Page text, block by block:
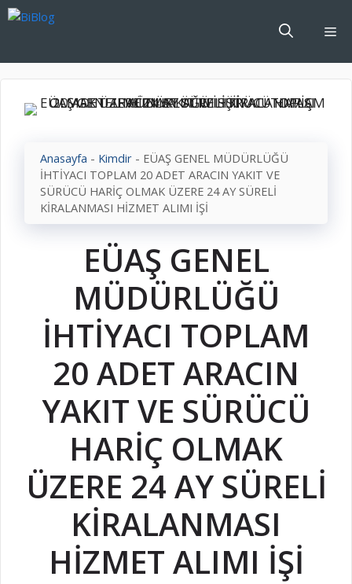
İçeriğe
Anasayfa - Kimdir - EÜAŞ GENEL MÜDÜRLÜĞÜ
İHTİYACI TOPLAM 20 ADET ARACIN YAKIT VE
SÜRÜCÜ HARİÇ OLMAK ÜZERE 24 AY SÜRELİ
KİRALANMASI HİZMET ALIMI İŞİ
EÜAŞ GENEL
MÜDÜRLÜĞÜ
İHTİYACI TOPLAM
20 ADET ARACIN
YAKIT VE SÜRÜCÜ
HARİÇ OLMAK
ÜZERE 24 AY SÜRELİ
KİRALANMASI
HİZMET ALIMI İŞİ